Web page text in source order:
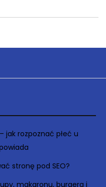
jak rozpoznać płeć u
stronę pod SEO?
makaronu, burgera i